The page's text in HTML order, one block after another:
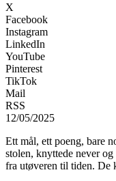
X
Facebook
Instagram
LinkedIn
YouTube
Pinterest
TikTok
Mail
RSS
12/05/2025
Ett mål, ett poeng, bare
stolen, knyttede never
fra utøveren til tiden. De